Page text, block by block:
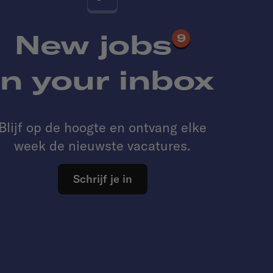
New jobs 9
your inbox
op de hoogte en ontvang elke
week de nieuwste vacatures.
Schrijf je in